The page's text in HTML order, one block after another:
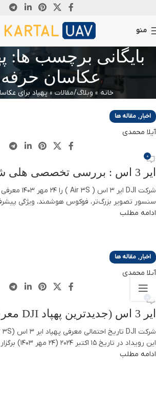
منو
بایگانی برچسب ها:
عکاسان
خانه » وبلاگ/مقالات »پهپاد برای
اکتبر
اخبار, مقاله ها
آیلا محمدی
0
ایر 3 اس : بررسی تخصصی هلی شات DJI Air 3S
سنسور تصویر بزرگ‌تر، فوکوس هوشمند، ویژگی
ادامه مطلب
اکتبر
اخبار, مقاله ها
آیلا محمدی
ایر 3 اس (جدیدترین پهپاد DJI معرفی شد!)
این رویداد در تاریخ ۱۵ اکتبر ۲۰۲۴ (24 مهر 1403) برگزار خو...
ادامه مطلب